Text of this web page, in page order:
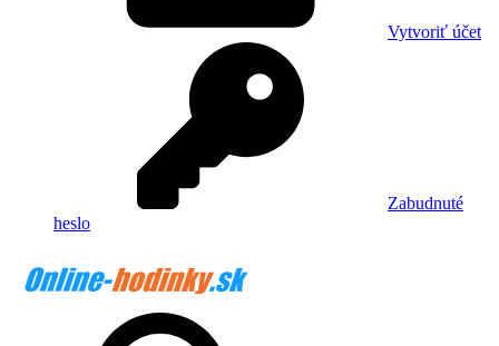
Vytvoriť účet
Zabudnuté
heslo